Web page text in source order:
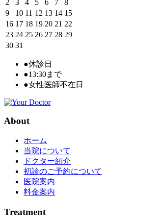
2
3 4 5 6 7
8
9
10 11 12 13 14 15
16 17 18 19 20 21 22
23 24 25 26 27 28 29
30 31
●休診日
●13:30まで
●女性医師不在日
About
ホーム
当院について
ドクター紹介
初診のご予約について
医院案内
料金案内
Treatment